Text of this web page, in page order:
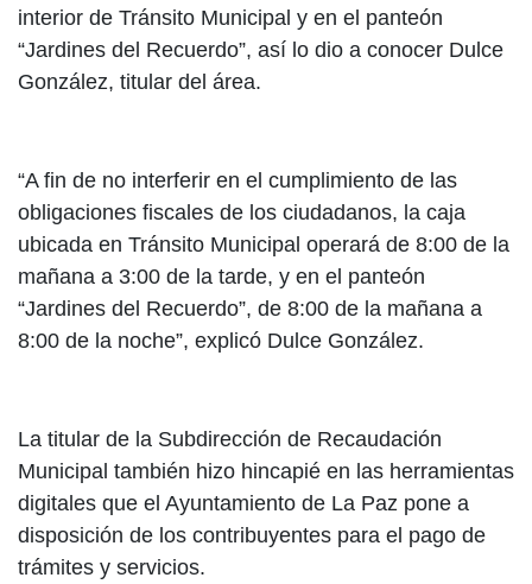
interior de Tránsito Municipal y en el panteón
“Jardines del Recuerdo”, así lo dio a conocer Dulce
González, titular del área.
“A fin de no interferir en el cumplimiento de las
obligaciones fiscales de los ciudadanos, la caja
ubicada en Tránsito Municipal operará de 8:00 de la
mañana a 3:00 de la tarde, y en el panteón
“Jardines del Recuerdo”, de 8:00 de la mañana a
8:00 de la noche”, explicó Dulce González.
La titular de la Subdirección de Recaudación
Municipal también hizo hincapié en las herramientas
digitales que el Ayuntamiento de La Paz pone a
disposición de los contribuyentes para el pago de
trámites y servicios.